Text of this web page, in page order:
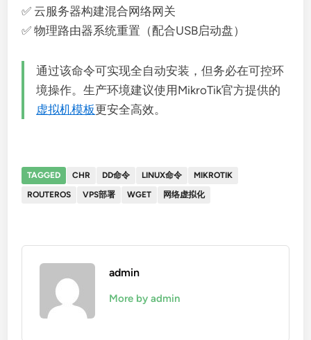
✅ 云服务器构建混合网络网关
✅ 物理路由器系统重置（配合USB启动盘）
通过该命令可实现全自动安装，但务必在可控环
境操作。生产环境建议使用MikroTik官方提供的
虚拟机模板更安全高效。
TAGGED CHR DD命令 LINUX命令
MIKROTIK
ROUTEROS
VPS部署 WGET 网络虚拟化
admin
More by admin